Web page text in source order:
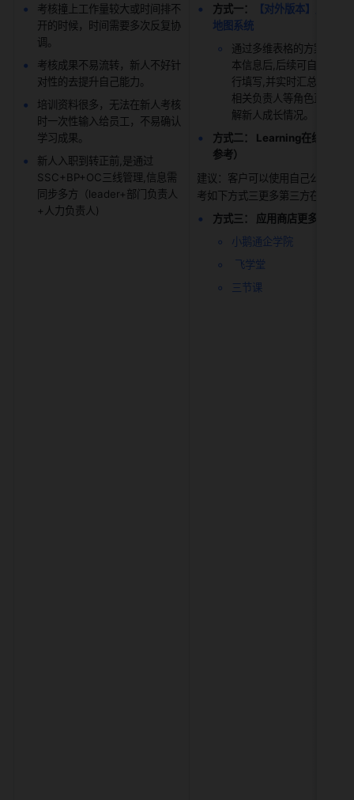
考核撞上工作量较大或时间排不
开的时候，时间需要多次反复协
调。
考核成果不易流转，新人不好针
对性的去提升自己能力。
培训资料很多，无法在新人考核
时一次性输入给员工，不易确认
学习成果。
新人入职到转正前,是通过
SSC+BP+OC三线管理,信息需
同步多方（leader+部门负责人
+人力负责人)
方式一：
【对外版本】用多维
地图系统
通过多维表格的方案,人力
本信息后,后续可自动分发
行填写,并实时汇总呈现
相关负责人等角色直接查
解新人成长情况。
方式二： Learning在线学习
参考）
建议：客户可以使用自己公司已
考如下方式三更多第三方在线学习
方式三： 应用商店更多第三方
小鹅通企学院
飞学堂
三节课